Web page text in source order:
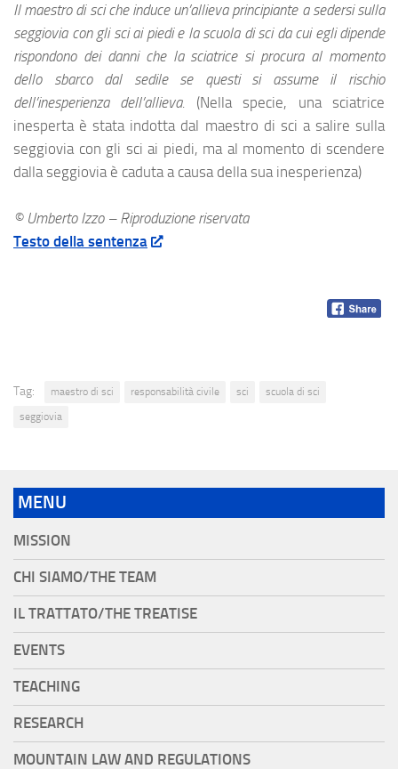
Il maestro di sci che induce un’allieva principiante a sedersi sulla
seggiovia con gli sci ai piedi e la scuola di sci da cui egli dipende
rispondono dei danni che la sciatrice si procura al momento
dello sbarco dal sedile se questi si assume il rischio
dell’inesperienza dell’allieva. (Nella specie, una sciatrice
inesperta è stata indotta dal maestro di sci a salire sulla
seggiovia con gli sci ai piedi, ma al momento di scendere
dalla seggiovia è caduta a causa della sua inesperienza)
© Umberto Izzo – Riproduzione riservata
Testo della sentenza
Tag: maestro di sci responsabilità civile sci
scuola di sci
seggiovia
MENU
MISSION
CHI SIAMO/THE TEAM
IL TRATTATO/THE TREATISE
EVENTS
TEACHING
RESEARCH
MOUNTAIN LAW AND REGULATIONS